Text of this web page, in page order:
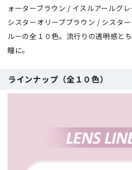
ォーターブラウン / イスルアールグ
シスターオリーブブラウン / シスタ
ルーの全１０色。流行りの透明感と
瞳に。
ラインナップ（全１０色）